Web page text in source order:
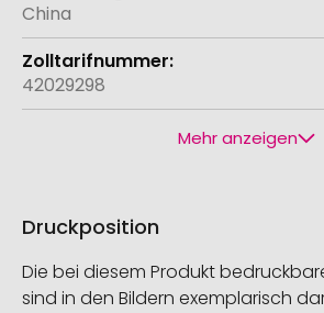
China
42029298
Mehr anzeigen
Druckposition
Die bei diesem Produkt
sind in den Bildern exemplarisch